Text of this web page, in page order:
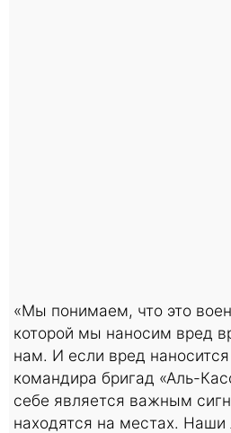
«Мы понимаем, что это
которой мы наносим вред
нам. И если вред
командира бригад «Аль-
себе является важным
находятся на местах.